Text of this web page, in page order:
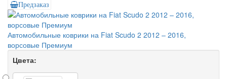
Предзаказ
Автомобильные коврики на Fiat Scudo 2 2012 – 2016,
ворсовые Премиум
Цвета: